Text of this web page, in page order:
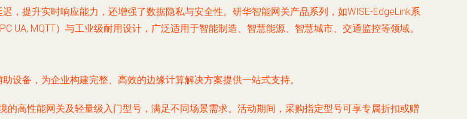
，提升实时响应能力，还增强了数据隐私与安全性。研华智能网关产品系列，如WISE-EdgeLink系
UA, MQTT）与工业级耐用设计，广泛适用于智能制造、智慧能源、智慧城市、交通监控等领域。
设备，为企业构建完整、高效的边缘计算解决方案提供一站式支持。
的高性能网关及轻量级入门型号，满足不同场景需求。活动期间，采购指定型号可享专属折扣或赠